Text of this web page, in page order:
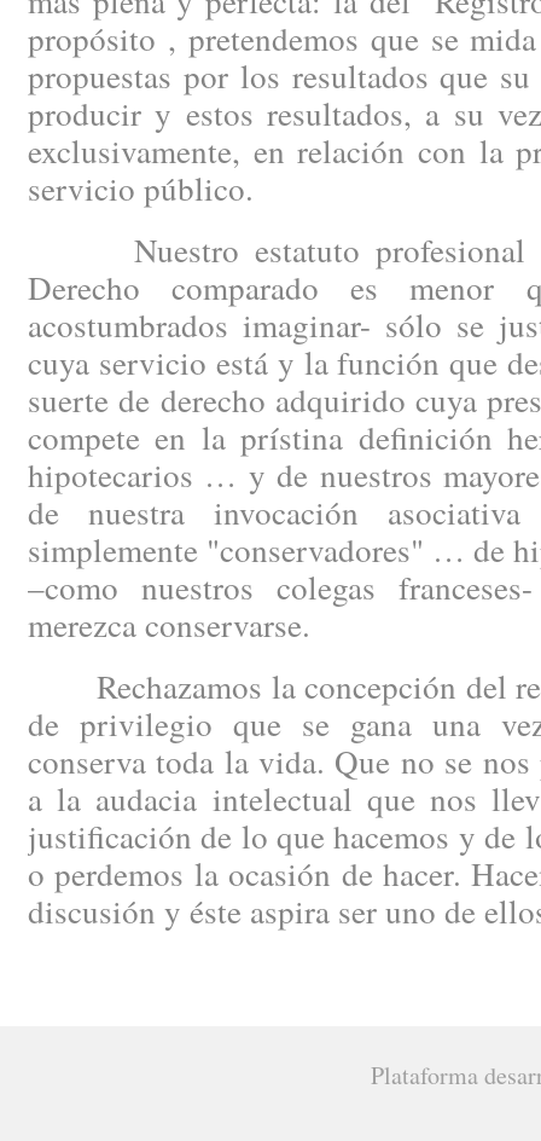
propósito , pretendemos que se
propuestas por los resultados que
producir y estos resultados, a su
exclusivamente, en relación con la
servicio público.
Nuestro estatuto profesional
Derecho comparado es menor
acostumbrados imaginar- sólo se
cuya servicio está y la función que
suerte de derecho adquirido cuya
compete en la prístina definición
hipotecarios … y de nuestros
de nuestra invocación
simplemente "conservadores" … de
–como nuestros colegas
merezca conservarse.
Rechazamos la concepción del
de privilegio que se gana una
conserva toda la vida. Que no se
a la audacia intelectual que nos
justificación de lo que hacemos y de
o perdemos la ocasión de hacer.
discusión y éste aspira ser uno de
Plataforma